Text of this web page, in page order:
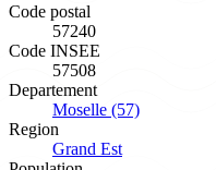
Code postal
57240
Code INSEE
57508
Departement
Moselle (57)
Region
Grand Est